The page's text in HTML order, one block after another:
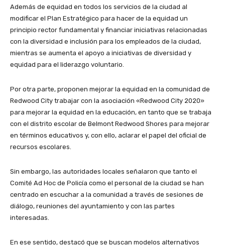
Además de equidad en todos los servicios de la ciudad al
modificar el Plan Estratégico para hacer de la equidad un
principio rector fundamental y financiar iniciativas relacionadas
con la diversidad e inclusión para los empleados de la ciudad,
mientras se aumenta el apoyo a iniciativas de diversidad y
equidad para el liderazgo voluntario.
Por otra parte, proponen mejorar la equidad en la comunidad de
Redwood City trabajar con la asociación «Redwood City 2020»
para mejorar la equidad en la educación, en tanto que se trabaja
con el distrito escolar de Belmont Redwood Shores para mejorar
en términos educativos y, con ello, aclarar el papel del oficial de
recursos escolares.
Sin embargo, las autoridades locales señalaron que tanto el
Comité Ad Hoc de Policía como el personal de la ciudad se han
centrado en escuchar a la comunidad a través de sesiones de
diálogo, reuniones del ayuntamiento y con las partes
interesadas.
En ese sentido, destacó que se buscan modelos alternativos